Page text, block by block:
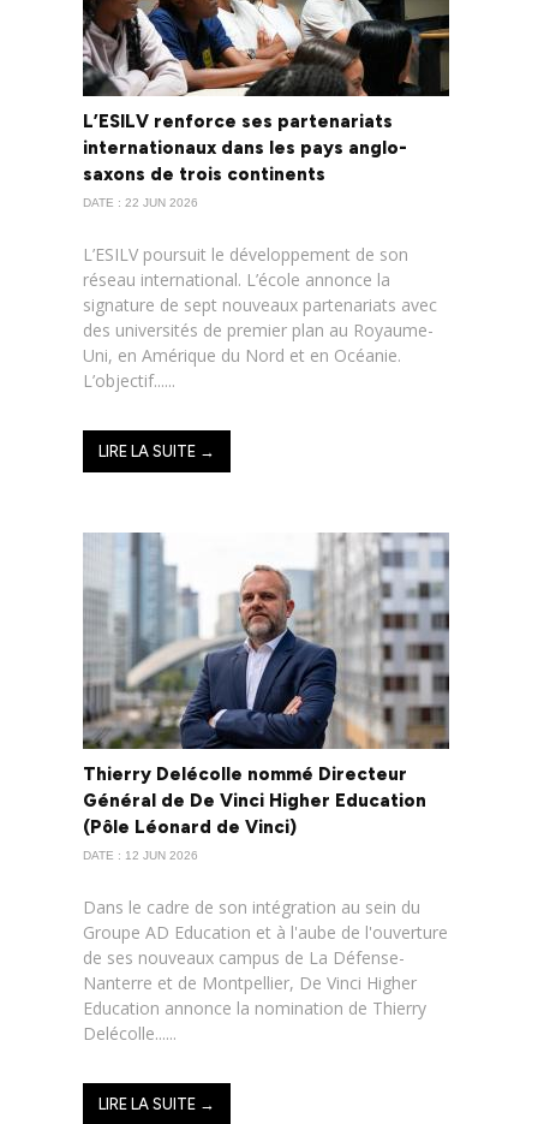
L’ESILV renforce ses partenariats
internationaux dans les pays anglo-
saxons de trois continents
DATE : 22 JUN 2026
L’ESILV poursuit le développement de son
réseau international. L’école annonce la
signature de sept nouveaux partenariats avec
des universités de premier plan au Royaume-
Uni, en Amérique du Nord et en Océanie.
L’objectif......
LIRE LA SUITE →
Thierry Delécolle nommé Directeur
Général de De Vinci Higher Education
(Pôle Léonard de Vinci)
DATE : 12 JUN 2026
Dans le cadre de son intégration au sein du
Groupe AD Education et à l'aube de l'ouverture
de ses nouveaux campus de La Défense-
Nanterre et de Montpellier, De Vinci Higher
Education annonce la nomination de Thierry
Delécolle......
LIRE LA SUITE →